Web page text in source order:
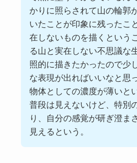
かりに照らされて山の輪郭
いたことが印象に残ったこ
在しないものを描くという
る山と実在しない不思議な
照的に描きたかったので少
な表現が出ればいいなと思
物体としての濃度が薄いと
普段は見えないけど、特別
り、自分の感覚が研ぎ澄ま
見えるという。